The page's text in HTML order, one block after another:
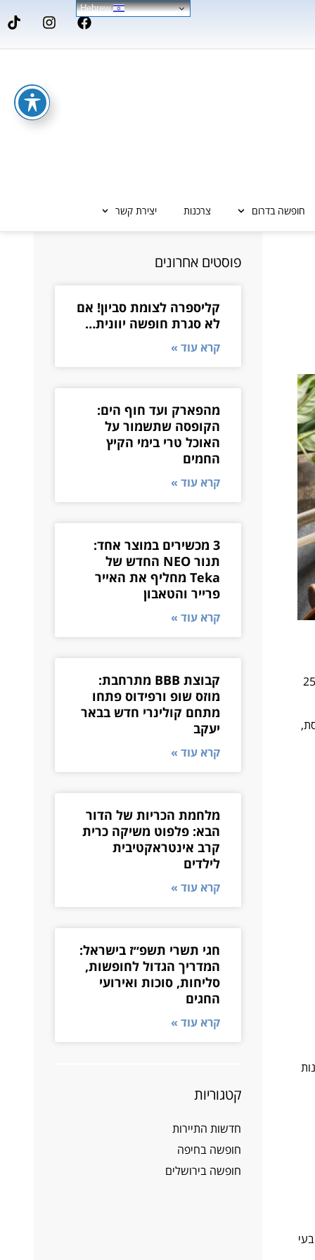
חופשה בדרום צרכנות יצירת קשר
– מהקלאסי ועל לכלייזמר בעיר הבירה ירושלים. 25%
פוסטים אחרונים
קליספרה לצומת סביון! אם
לא סגרת חופשה יוונית…
קרא עוד »
מהפארק ועד חוף הים:
הקופסה שתשמור על
האוכל טרי בימי הקיץ
החמים
קרא עוד »
3 מכשירים במוצר אחד:
תנור NEO החדש של
Teka מחליף את האייר
פרייר והטאבון
קרא עוד »
קבוצת BBB מתרחבת:
מוזס שופ ורפידוס פתחו
מתחם קולינרי חדש בבאר
יעקב
קרא עוד »
מלחמת הכריות של הדור
הבא: פלפוט משיקה כרית
קרב אינטראקטיבית
לילדים
קרא עוד »
חגי תשרי תשפ״ז בישראל:
המדריך הגדול לחופשות,
סליחות, סוכות ואירועי
החגים
קרא עוד »
קטגוריות
חדשות התיירות
חופשה בחיפה
חופשה בירושלים
Hebrew